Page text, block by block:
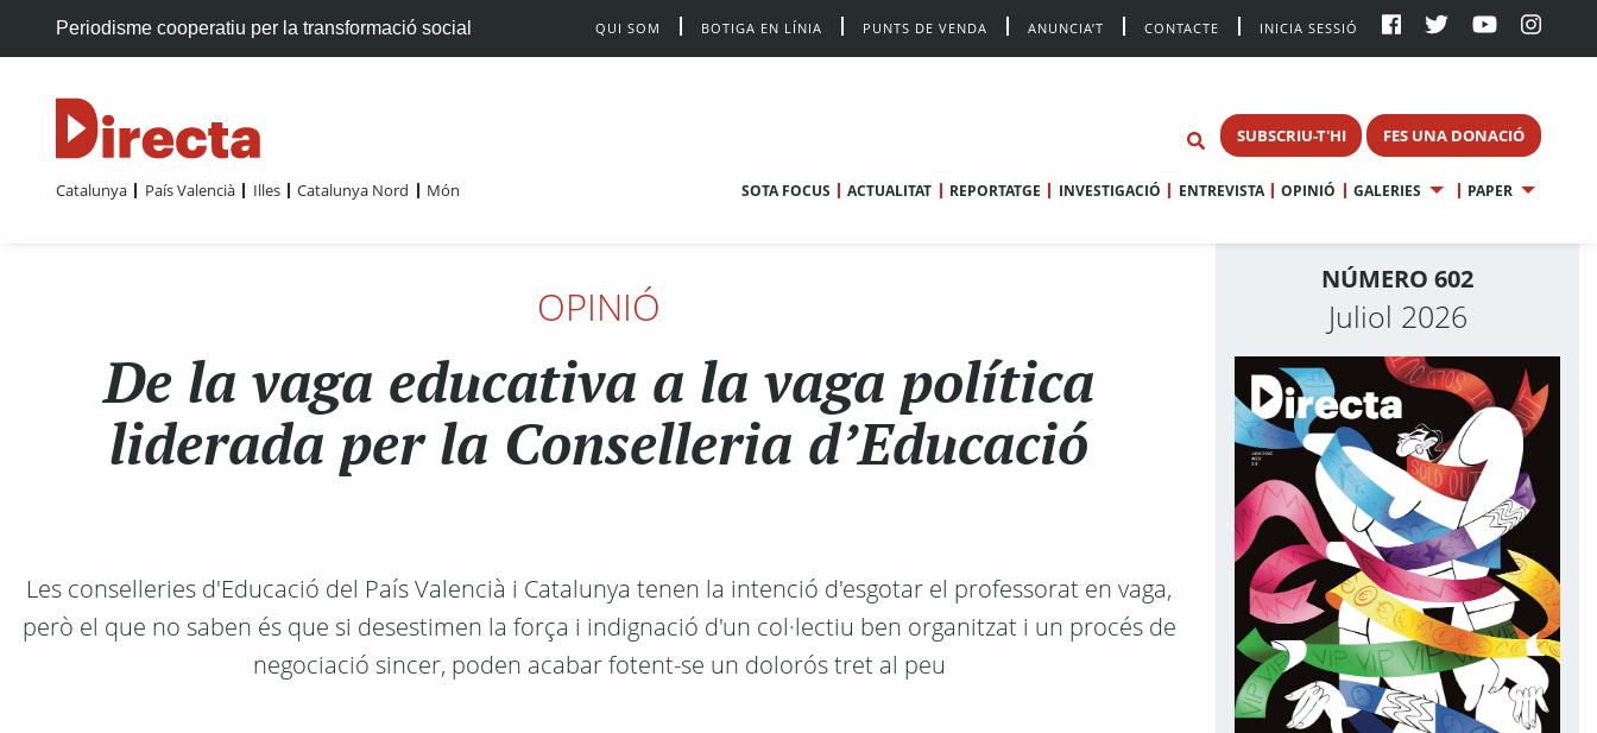
Periodisme cooperatiu per la transformació social QUI SOM BOTIGA EN LÍNIA PUNTS DE VENDA ANUNCIA’T CONTACTE INICIA SESSIÓ
SUBSCRIU-T'HI FES UNA DONACIÓ
Catalunya País Valencià Illes Catalunya Nord Món SOTA FOCUS ACTUALITAT REPORTATGE INVESTIGACIÓ ENTREVISTA OPINIÓ GALERIES PAPER
OPINIÓ
De la vaga educativa a la vaga política
liderada per la Conselleria d’Educació
Les conselleries d'Educació del País Valencià i Catalunya tenen la intenció d'esgotar el professorat en vaga,
però el que no saben és que si desestimen la força i indignació d'un col·lectiu ben organitzat i un procés de
negociació sincer, poden acabar fotent-se un dolorós tret al peu
NÚMERO 602
Juliol 2026